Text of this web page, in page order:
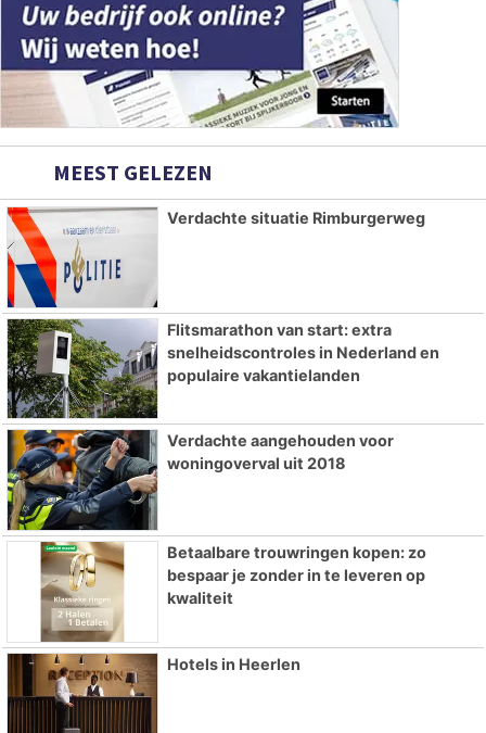
MEEST GELEZEN
Verdachte situatie Rimburgerweg
Flitsmarathon van start: extra
snelheidscontroles in Nederland en
populaire vakantielanden
Verdachte aangehouden voor
woningoverval uit 2018
Betaalbare trouwringen kopen: zo
bespaar je zonder in te leveren op
kwaliteit
Hotels in Heerlen